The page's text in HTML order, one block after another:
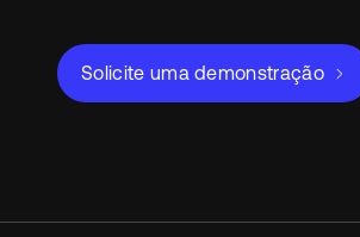
Solicite uma demonstração